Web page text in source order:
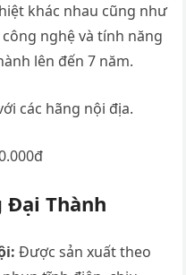
khác nhau cũng như
nghệ và tính năng
lên đến 7 năm.
các hãng nội địa.
Đại Thành
Được sản xuất theo